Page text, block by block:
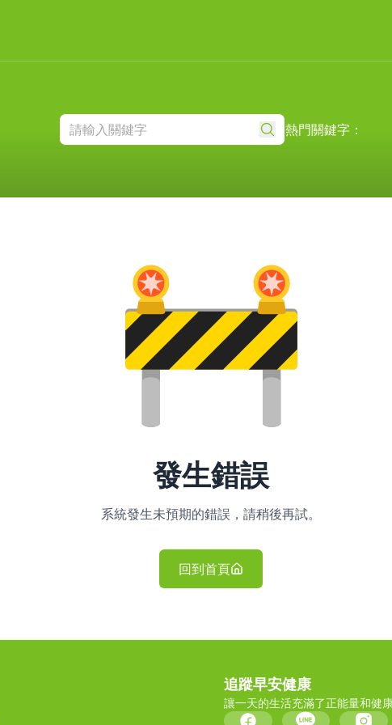
熱門關鍵字：
發生錯誤
系統發生未預期的錯誤，請稍後再試。
回到首頁
追蹤早安健康
讓一天的生活充滿了正能量和健